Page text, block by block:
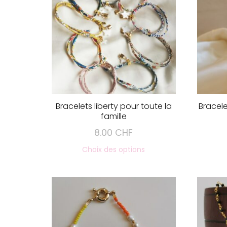
ancien
Bracelets liberty pour toute la
famille
8.00 CHF
Choix des options